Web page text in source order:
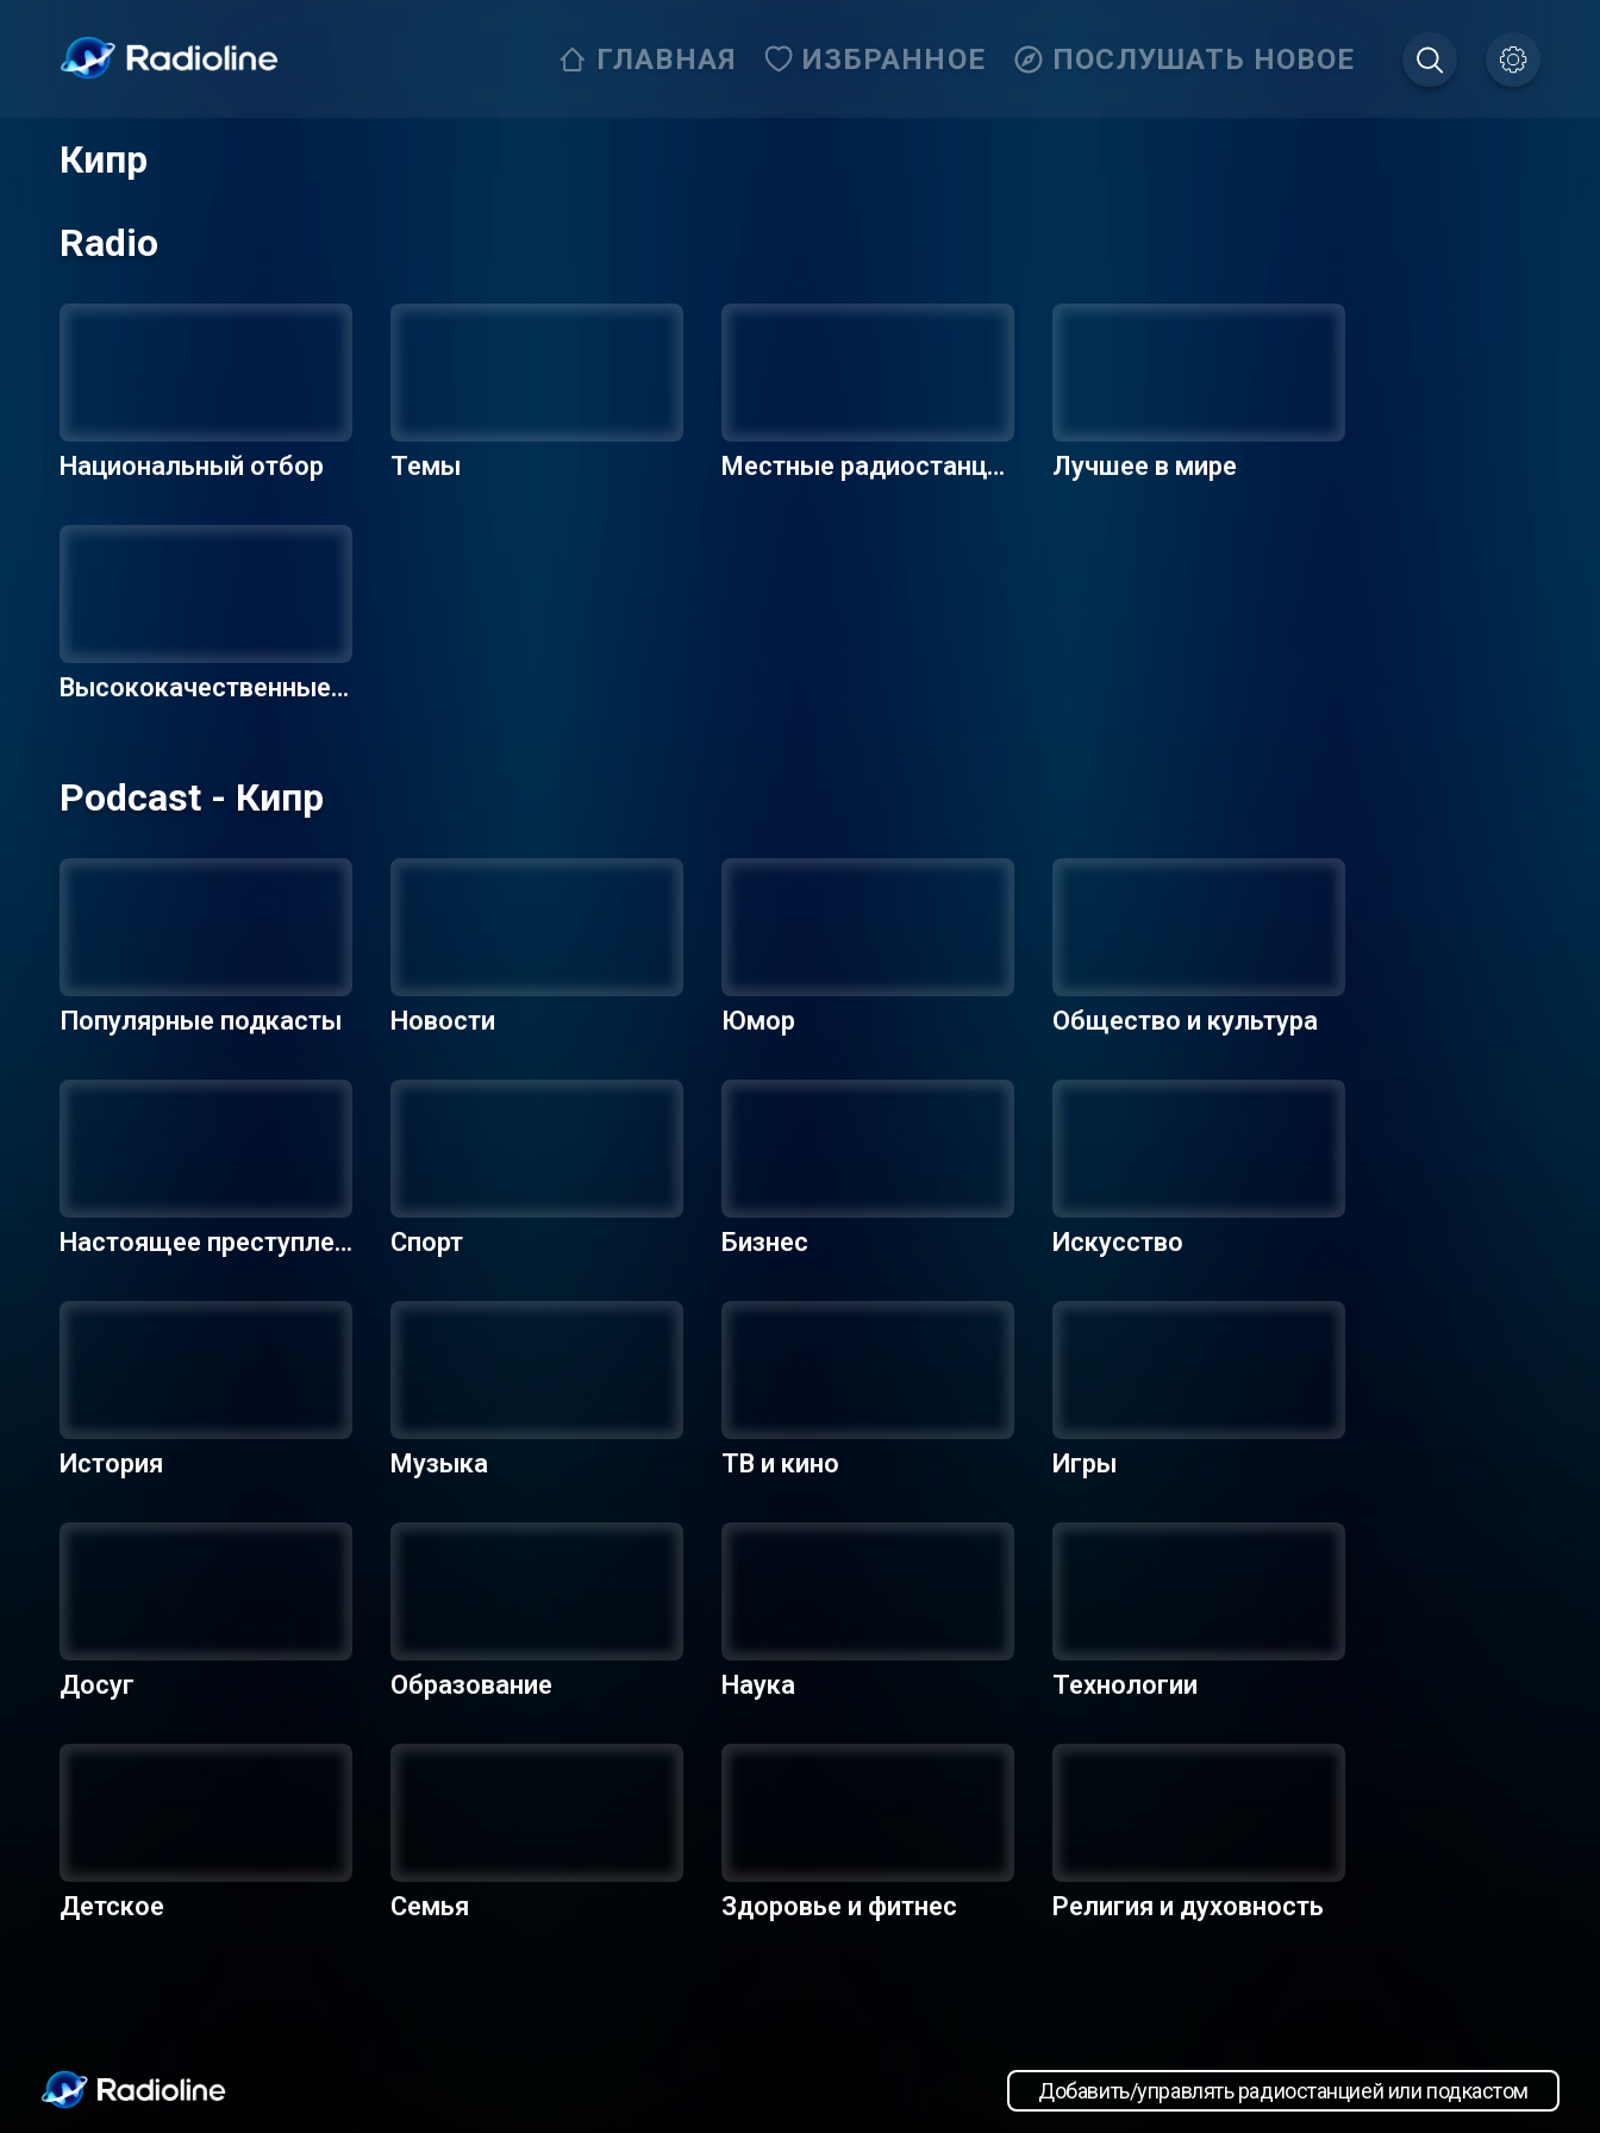
ГЛАВНАЯ ИЗБРАННОЕ ПОСЛУШАТЬ НОВОЕ
Кипр
Radio
Национальный отбор Темы
Местные радиостанци
Лучшее в мире
Высококачественные р
Podcast - Кипр
Популярные подкасты Новости Юмор Общество и культура
Настоящее преступлен
Спорт Бизнес Искусство
История Музыка ТВ и кино Игры
Досуг Образование Наука Технологии
Детское Семья Здоровье и фитнес Религия и духовность
Добавить/управлять радиостанцией или подкастом